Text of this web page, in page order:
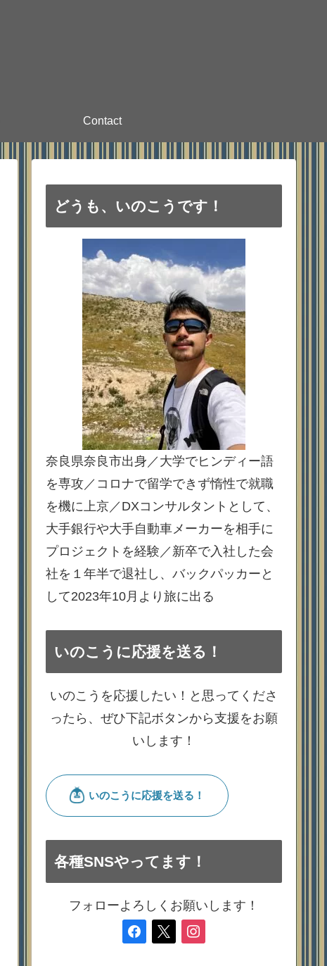
Contact
どうも、いのこうです！
奈良県奈良市出身／大学でヒンディー語
を専攻／コロナで留学できず惰性で就職
を機に上京／DXコンサルタントとして、
大手銀行や大手自動車メーカーを相手に
プロジェクトを経験／新卒で入社した会
社を１年半で退社し、バックパッカーと
して2023年10月より旅に出る
いのこうに応援を送る！
いのこうを応援したい！と思ってくださ
ったら、ぜひ下記ボタンから支援をお願
いします！
各種SNSやってます！
フォローよろしくお願いします！
facebook
instagram